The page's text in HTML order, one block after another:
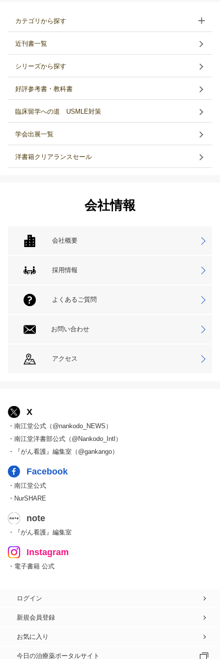
カテゴリから探す
近刊書一覧
シリーズから探す
好評参考書・教科書
臨床留学への道 USMLE対策
学会出展一覧
洋書籍クリアランスセール
会社情報
会社概要
採用情報
よくあるご質問
お問い合わせ
アクセス
X
・南江堂公式（@nankodo_NEWS）
・南江堂洋書部公式（@Nankodo_Intl）
・『がん看護』編集室（@gankango）
Facebook
・南江堂公式
・NurSHARE
note
・『がん看護』編集室
Instagram
・電子書籍 公式
ログイン
新規会員登録
お気に入り
今日の治療薬ポータルサイト